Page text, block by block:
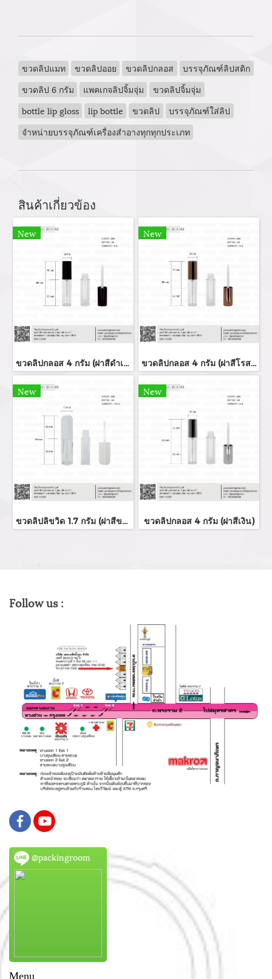
ขวดลิปแมท ขวดลิปออย ขวดลิปกลอส
บรรจุภัณฑ์ลิปสติก
ขวดลิป 6 กรัม
แพคเกจลิปจิ้มจุ่ม
ขวดลิปจิ้มจุ่ม
bottle lip gloss
lip bottle ขวดลิป
บรรจุภัณฑ์ใส่ลิป
จำหน่ายบรรจุภัณฑ์เครื่องสำอางทุกทุกประเภท
สินค้าเกี่ยวข้อง
New
ขวดลิปกลอส 4 กรัม (ฝาสีดำเงา)
New
ขวดลิปกลอส 4 กรัม (ฝาสีโรสโกล์ด)
New
ขวดลิปลิขวิด 1.7 กรัม (ฝาสีขาว)
New
ขวดลิปกลอส 4 กรัม (ฝาสีเงิน)
Follow us :
@packingroom
Menu